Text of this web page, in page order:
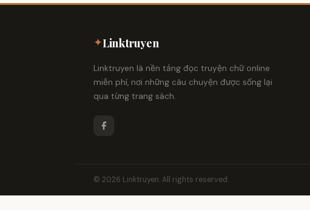
✦Linktruyen
Linktruyen là nền tảng đọc truyện chữ online
miễn phí, nơi những câu chuyện được sống lại
qua từng trang sách.
© 2026 Linktruyen. All rights reserved.